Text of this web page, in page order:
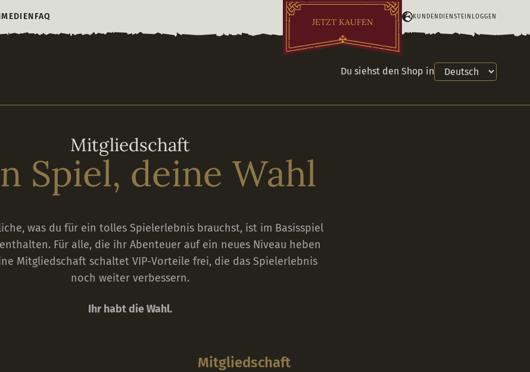
MEDIENFAQ JETZT KAUFEN KUNDENDIENST EINLOGGEN
Du siehst den Shop in
Mitgliedschaft
Spiel, deine Wahl
was du für ein tolles Spielerlebnis brauchst, ist im Basisspiel
Für alle, die ihr Abenteuer auf ein neues Niveau heben
Mitgliedschaft schaltet VIP-Vorteile frei, die das Spielerlebnis
noch weiter verbessern.
Ihr habt die Wahl.
Mitgliedschaft